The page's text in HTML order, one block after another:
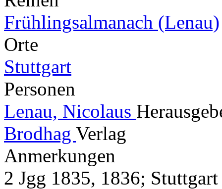
Frühlingsalmanach (Lenau)
Orte
Stuttgart
Personen
Lenau, Nicolaus
Brodhag Verlag
Anmerkungen
2 Jgg 1835, 1836;